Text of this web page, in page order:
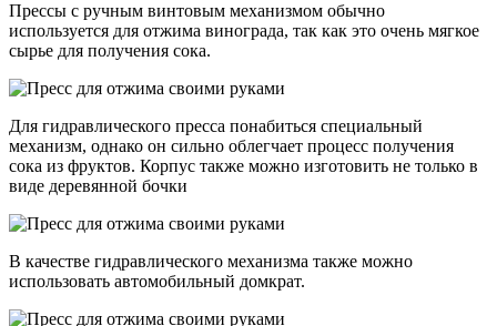
Прессы с ручным винтовым механизмом обычно
используется для отжима винограда, так как это очень мягкое
сырье для получения сока.
Для гидравлического пресса понабиться специальный
механизм, однако он сильно облегчает процесс получения
сока из фруктов. Корпус также можно изготовить не только в
виде деревянной бочки
В качестве гидравлического механизма также можно
использовать автомобильный домкрат.